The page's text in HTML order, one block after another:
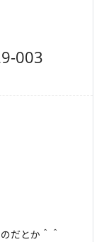
003
だとか＾＾